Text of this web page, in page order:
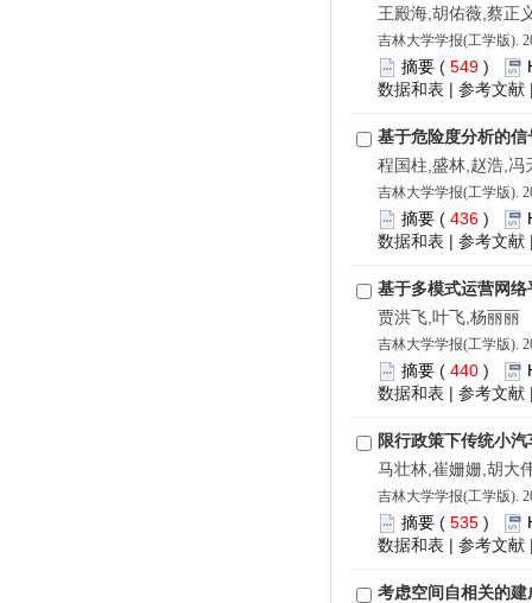
王殿海,胡佑薇,蔡正
吉林大学学报(工学版).
摘要 ( 549 )
数据和表 | 参考文献
基于危险度分析的
程国柱,盛林,赵浩,冯
吉林大学学报(工学版).
摘要 ( 436 )
数据和表 | 参考文献
基于多模式运营网
贾洪飞,叶飞,杨丽丽
吉林大学学报(工学版).
摘要 ( 440 )
数据和表 | 参考文献
限行政策下传统小
马壮林,崔姗姗,胡大
吉林大学学报(工学版).
摘要 ( 535 )
数据和表 | 参考文献
考虑空间自相关的